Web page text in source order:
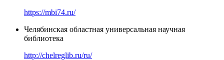
https://mbi74.ru/
Челябинская областная универсальная научная
библиотека
http://chelreglib.ru/ru/